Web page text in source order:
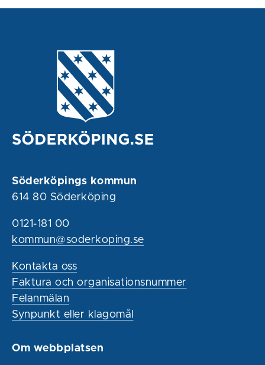
Söderköpings kommun
614 80 Söderköping
0121-181 00
kommun@soderkoping.se
Kontakta oss
Faktura och organisationsnummer
Felanmälan
Synpunkt eller klagomål
Om webbplatsen